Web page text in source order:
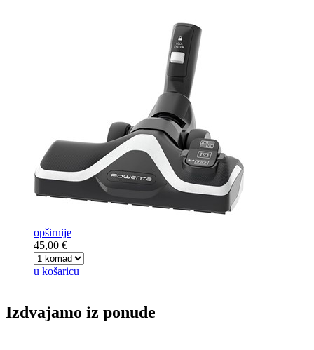
opširnije
45,00 €
u košaricu
Izdvajamo iz ponude